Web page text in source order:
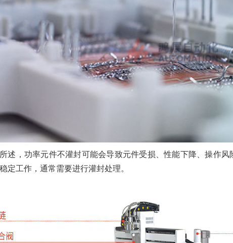
述，功率元件不灌封可能会导致元件受损、性能下降、操作
定工作，通常需要进行灌封处理。